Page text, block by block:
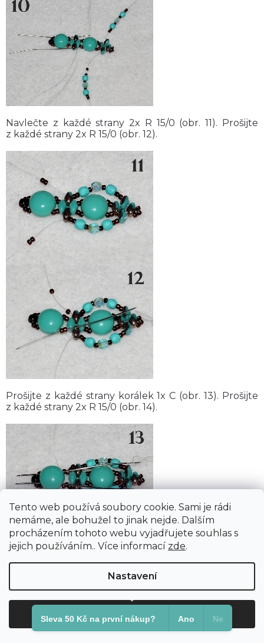
Tento web používá soubory cookie. Sami je rádi
nemáme, ale bohužel to jinak nejde. Dalším
procházením tohoto webu vyjadřujete souhlas s
jejich používáním.. Více informací zde.
Nastavení
Odmítnout Souhlasím
Navlečte z každé strany 2x R 15/0 (obr. 11). Prošijte
z každé strany 2x R 15/0 (obr. 12).
Prošijte z každé strany korálek 1x C (obr. 13). Prošijte
z každé strany 2x R 15/0 (obr. 14).
Sleva 50 Kč na první nákup?​ Ano Ne